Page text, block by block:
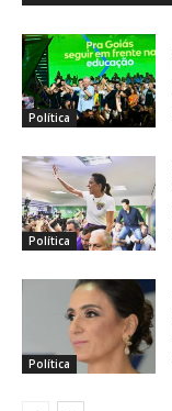
Política
Política
Política